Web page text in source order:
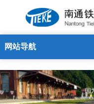
时博在线
网站导航